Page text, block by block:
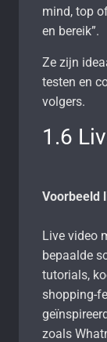
mind, top
en bereik”.
Ze zijn
testen en
volgers.
1.6
Voorbeeld
Live video
bepaalde
tutorials,
shopping-
zoals